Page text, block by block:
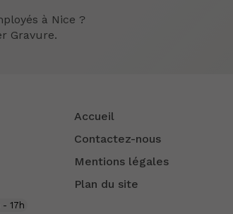
à Nice ?
Gravure.
17h
Accueil
Contactez-nous
Mentions légales
Plan du site